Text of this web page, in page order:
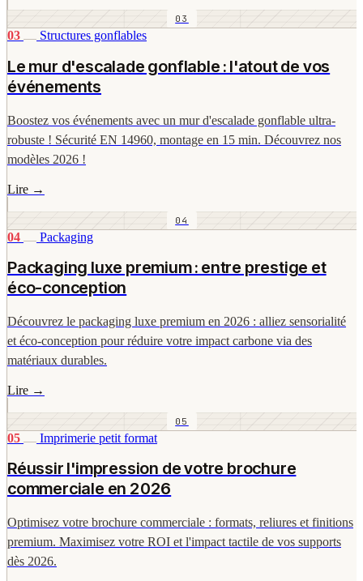
03
03 Structures gonflables
Le mur d'escalade gonflable : l'atout de vos
événements
Boostez vos événements avec un mur d'escalade gonflable ultra-
robuste ! Sécurité EN 14960, montage en 15 min. Découvrez nos
modèles 2026 !
Lire →
04
04 Packaging
Packaging luxe premium : entre prestige et
éco-conception
Découvrez le packaging luxe premium en 2026 : alliez sensorialité
et éco-conception pour réduire votre impact carbone via des
matériaux durables.
Lire →
05
05 Imprimerie petit format
Réussir l'impression de votre brochure
commerciale en 2026
Optimisez votre brochure commerciale : formats, reliures et finitions
premium. Maximisez votre ROI et l'impact tactile de vos supports
dès 2026.